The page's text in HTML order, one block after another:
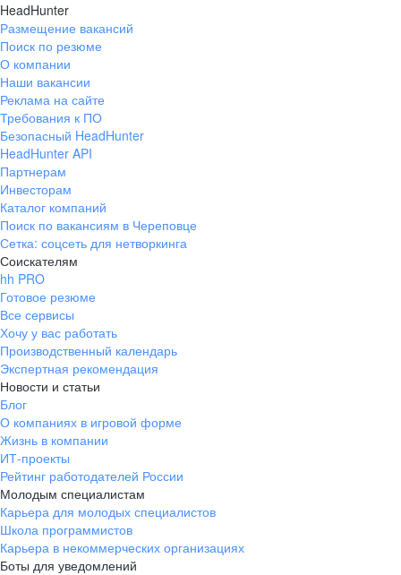
HeadHunter
Размещение вакансий
Поиск по резюме
О компании
Наши вакансии
Реклама на сайте
Требования к ПО
Безопасный HeadHunter
HeadHunter API
Партнерам
Инвесторам
Каталог компаний
Поиск по вакансиям в Череповце
Сетка: соцсеть для нетворкинга
Соискателям
hh PRO
Готовое резюме
Все сервисы
Хочу у вас работать
Производственный календарь
Экспертная рекомендация
Новости и статьи
Блог
О компаниях в игровой форме
Жизнь в компании
ИТ-проекты
Рейтинг работодателей России
Молодым специалистам
Карьера для молодых специалистов
Школа программистов
Карьера в некоммерческих организациях
Боты для уведомлений